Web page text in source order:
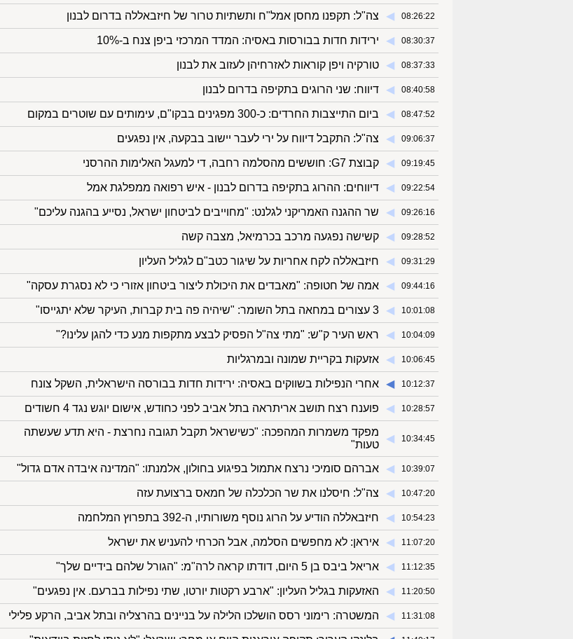
08:26:22
◀︎ צה"ל: תקפנו מחסן אמל"ח ותשתיות טרור של חיזבאללה בדרום לבנון
08:30:37
◀︎ ירידות חדות בבורסות באסיה: המדד המרכזי ביפן צנח ב-10%
08:37:33
◀︎ טורקיה ויפן קוראות לאזרחיהן לעזוב את לבנון
08:40:58
◀︎ דיווח: שני הרוגים בתקיפה בדרום לבנון
08:47:52
◀︎ ביום התייצבות החרדים: כ-300 מפגינים בבקו"ם, עימותים עם שוטרים במקום
09:06:37
◀︎ צה"ל: התקבל דיווח על ירי לעבר יישוב בבקעה, אין נפגעים
09:19:45
◀︎ קבוצת G7: חוששים מהסלמה רחבה, די למעגל האלימות ההרסני
09:22:54
◀︎ דיווחים: ההרוג בתקיפה בדרום לבנון - איש רפואה ממפלגת אמל
09:26:16
◀︎ שר ההגנה האמריקני לגלנט: "מחוייבים לביטחון ישראל, נסייע בהגנה עליכם"
09:28:52
◀︎ קשישה נפגעה מרכב בכרמיאל, מצבה קשה
09:31:29
◀︎ חיזבאללה לקח אחריות על שיגור כטב"ם לגליל העליון
09:44:16
◀︎ אמה של חטופה: "מאבדים את היכולת ליצור ביטחון אזורי כי לא נסגרת עסקה"
10:01:08
◀︎ 3 עצורים במחאה בתל השומר: "שיהיה פה בית קברות, העיקר שלא יתגייסו"
10:04:09
◀︎ ראש העיר ק"ש: "מתי צה"ל הפסיק לבצע מתקפות מנע כדי להגן עלינו?"
10:06:45
◀︎ אזעקות בקריית שמונה ובמרגליות
10:12:37
◀︎ אחרי הנפילות בשווקים באסיה: ירידות חדות בבורסה הישראלית, השקל צונח
10:28:57
◀︎ פוענח רצח תושב אריתראה בתל אביב לפני כחודש, אישום יוגש נגד 4 חשודים
10:34:45
◀︎
מפקד משמרות המהפכה: "כשישראל תקבל תגובה נחרצת - היא תדע שעשתה
טעות"
10:39:07
◀︎ אברהם סומיכי נרצח אתמול בפיגוע בחולון, אלמנתו: "המדינה איבדה אדם גדול"
10:47:20
◀︎ צה"ל: חיסלנו את שר הכלכלה של חמאס ברצועת עזה
10:54:23
◀︎ חיזבאללה הודיע על הרוג נוסף משורותיו, ה-392 בתפרוץ המלחמה
11:07:20
◀︎ איראן: לא מחפשים הסלמה, אבל הכרחי להעניש את ישראל
11:12:35
◀︎ אריאל ביבס בן 5 היום, דודתו קראה לרה"מ: "הגורל שלהם בידיים שלך"
11:20:50
◀︎ האזעקות בגליל העליון: "ארבע רקטות יורטו, שתי נפילות בברעם. אין נפגעים"
11:31:08
◀︎ המשטרה: רימוני רסס הושלכו הלילה על בניינים בהרצליה ובתל אביב, הרקע פלילי